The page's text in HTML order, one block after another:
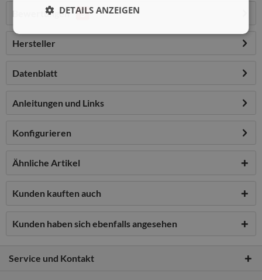
Bewertungen 3
Hersteller
Datenblatt
Anleitungen und Links
Konfigurieren
Ähnliche Artikel
Kunden kauften auch
Kunden haben sich ebenfalls angesehen
Service und Kontakt
DETAILS ANZEIGEN